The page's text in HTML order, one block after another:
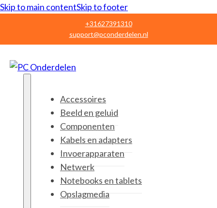
Skip to main contentSkip to footer
+31627391310
support@pconderdelen.nl
Accessoires
Beeld en geluid
Componenten
Kabels en adapters
Invoerapparaten
Netwerk
Notebooks en tablets
Opslagmedia